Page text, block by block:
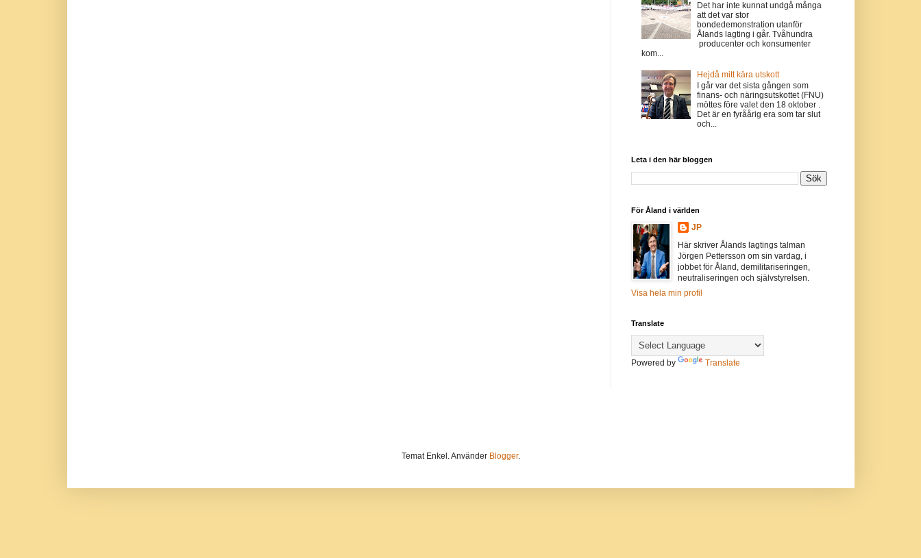
Det har inte kunnat undgå många
att det var stor
bondedemonstration utanför
Ålands lagting i går. Tvåhundra
producenter och konsumenter
kom...
Hejdå mitt kära utskott
I går var det sista gången som
finans- och näringsutskottet (FNU)
möttes före valet den 18 oktober .
Det är en fyråårig era som tar slut
och...
Leta i den här bloggen
För Åland i världen
JP
Här skriver Ålands lagtings talman
Jörgen Pettersson om sin vardag, i
jobbet för Åland, demilitariseringen,
neutraliseringen och självstyrelsen.
Visa hela min profil
Translate
Powered by Translate
Temat Enkel. Använder Blogger.